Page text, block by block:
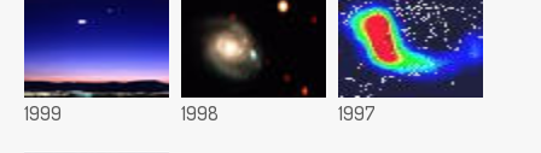
1999 1998 1997